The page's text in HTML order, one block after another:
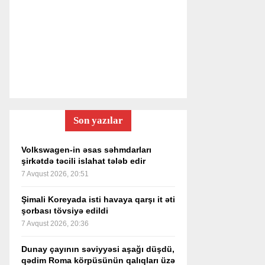
Son yazılar
Volkswagen-in əsas səhmdarları
şirkətdə təcili islahat tələb edir
7 Avqust 2026, 20:51
Şimali Koreyada isti havaya qarşı it əti
şorbası tövsiyə edildi
7 Avqust 2026, 20:36
Dunay çayının səviyyəsi aşağı düşdü,
qədim Roma körpüsünün qalıqları üzə